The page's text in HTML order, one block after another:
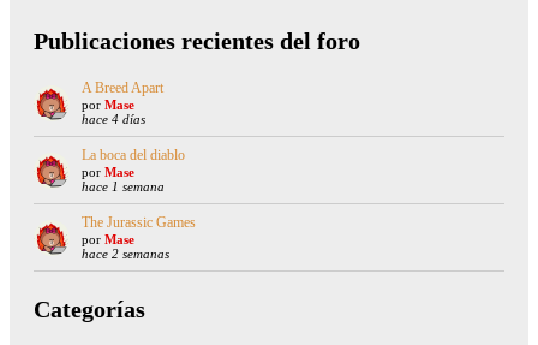
Publicaciones recientes del foro
A Breed Apart
por Mase
hace 4 días
La boca del diablo
por Mase
hace 1 semana
The Jurassic Games
por Mase
hace 2 semanas
Categorías